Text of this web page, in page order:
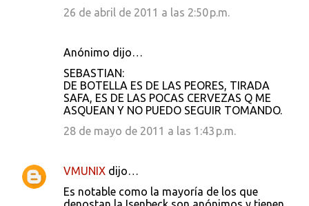
26 de abril de 2011 a las 2:50 p.m.
Anónimo dijo…
SEBASTIAN:
DE BOTELLA ES DE LAS PEORES, TIRADA
SAFA, ES DE LAS POCAS CERVEZAS Q ME
ASQUEAN Y NO PUEDO SEGUIR TOMANDO.
28 de mayo de 2011 a las 1:43 p.m.
VMUNIX dijo…
Es notable como la mayoría de los que